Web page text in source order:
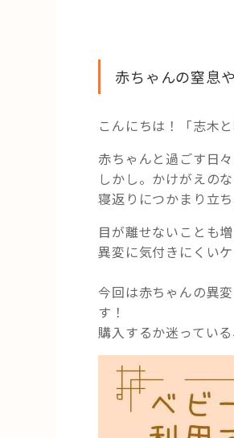
赤ちゃんの窒息
こんにちは！「志木
赤ちゃんと過ごす日
しかし。かけがえの
寝返りにつかまり立
目が離せないことも
異変に気付きにくいケ
今回は赤ちゃんの異
す！
購入するか迷ってい